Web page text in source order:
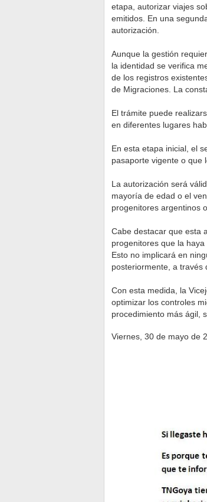
etapa, autorizar viajes
emitidos. En una
autorización.
Aunque la gestión
la identidad se verifica
de los registros
de Migraciones. La
El trámite puede
en diferentes lugares
En esta etapa inicial, el
pasaporte vigente o que
La autorización será
mayoría de edad o el
progenitores argentinos
Cabe destacar que esta
progenitores que la
Esto no implicará en
posteriormente, a través
Con esta medida, la
optimizar los controles
procedimiento más ágil,
Viernes, 30 de mayo de